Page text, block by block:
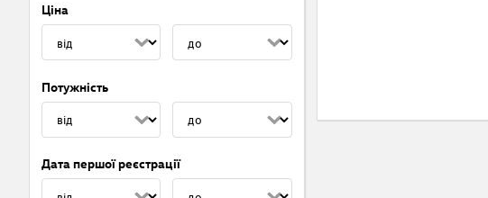
Ціна
Потужність
Дата першої реєстрації